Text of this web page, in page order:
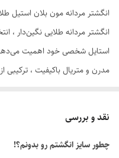
سایز انگشتر دارای
انگشتر مردانه مون بلان استیل
انگشتر مردانه طلایی نگین‌دار ،
استایل شخصی خود اهمیت
مدرن و متریال باکیفیت ، ترکیبی
رنگ ثابت و قابل شستشو
طراحی نگین‌دار لوکس
نقد و بررسی
چطور سایز انگشتم رو بدونم؟!